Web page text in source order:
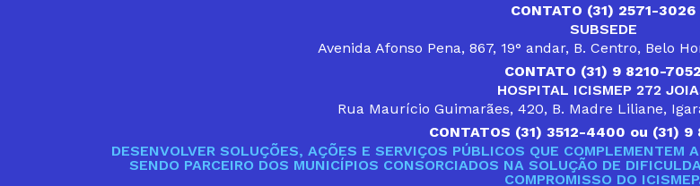
CONTATO (31) 2571-3026
SUBSEDE
Avenida Afonso Pena, 867, 19° andar, B. Centro, Belo
CONTATO (31) 9 8210-7052
HOSPITAL ICISMEP 272
Rua Maurício Guimarães, 420, B. Madre Liliane,
CONTATOS (31) 3512-4400 ou (31)
DESENVOLVER SOLUÇÕES, AÇÕES E SERVIÇOS PÚBLICOS QUE
SENDO PARCEIRO DOS MUNICÍPIOS CONSORCIADOS NA SOLUÇÃO DE
COMPROMISSO DO ICISMEP.